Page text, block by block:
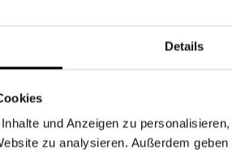
Details
und Anzeigen zu
zu analysieren. Außerdem